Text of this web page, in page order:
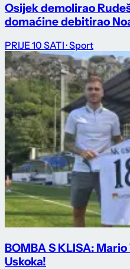
Osijek demolirao
domaćine debitirao
PRIJE 10 SATI · Sport
BOMBA S KLISA:
Uskoka!